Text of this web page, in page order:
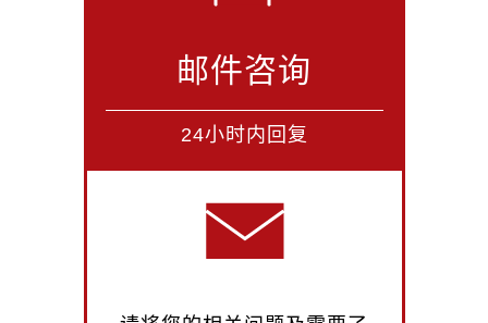
邮件咨询
24小时内回复